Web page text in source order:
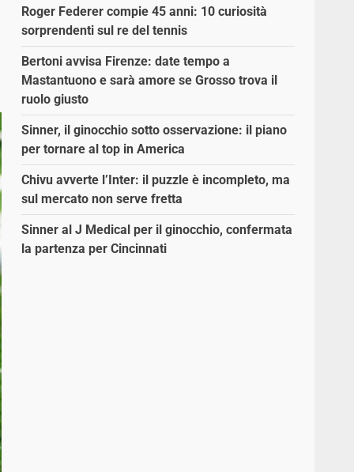
Roger Federer compie 45 anni: 10 curiosità
sorprendenti sul re del tennis
Bertoni avvisa Firenze: date tempo a
Mastantuono e sarà amore se Grosso trova il
ruolo giusto
Sinner, il ginocchio sotto osservazione: il piano
per tornare al top in America
Chivu avverte l’Inter: il puzzle è incompleto, ma
sul mercato non serve fretta
Sinner al J Medical per il ginocchio, confermata
la partenza per Cincinnati